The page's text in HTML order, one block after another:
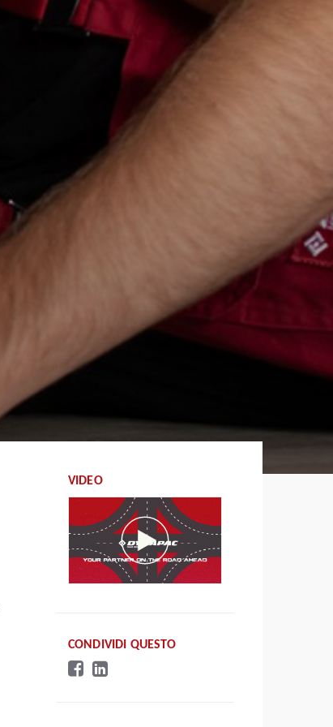
VIDEO
CONDIVIDI QUESTO